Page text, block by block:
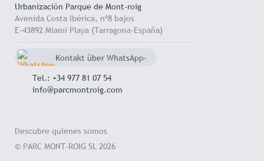
Urbanización Parque de Mont-roig
Avenida Costa Ibérica, nº8 bajos
E-43892 Miami Playa (Tarragona-España)
Kontakt über WhatsApp-
Tel.: +34 977 81 07 54
info@parcmontroig.com
Descubre quienes somos
© PARC MONT-ROIG SL 2026